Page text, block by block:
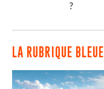
?
LA RUBRIQUE BLEUE